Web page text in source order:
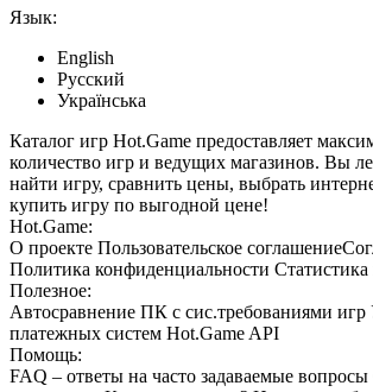
Язык:
English
Русский
Українська
Каталог игр Hot.Game предоставляет
количество игр и ведущих магазинов. Вы
найти игру, сравнить цены, выбрать
купить игру по выгодной цене!
Hot.Game:
О проекте Пользовательское соглашение
Политика конфиденциальности Статистика
Полезное:
Автосравнение ПК с сис.требованиями игр
платежных систем Hot.Game API
Помощь:
FAQ – ответы на часто задаваемые вопросы